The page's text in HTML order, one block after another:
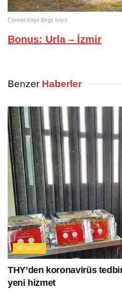
Cennet köşe Birge köyü
Bonus: Urla – İzmir
Benzer Haberler
SEYAHAT
THY’den koronavirüs
yeni hizmet